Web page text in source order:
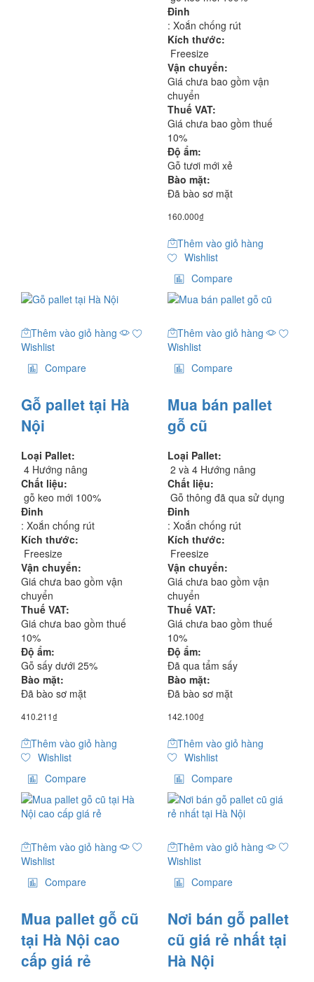
Đinh
: Xoắn chống rút
Kích thước:
Freesize
Vận chuyển:
Giá chưa bao gồm vận
chuyển
Thuế VAT:
Giá chưa bao gồm thuế
10%
Độ ẩm:
Gỗ tươi mới xẻ
Bào mặt:
Đã bào sơ mặt
160.000₫
Thêm vào giỏ hàng
Wishlist
Compare
Thêm vào giỏ hàng
Wishlist
Compare
Gỗ pallet tại Hà
Nội
Loại Pallet:
4 Hướng nâng
Chất liệu:
gỗ keo mới 100%
Đinh
: Xoắn chống rút
Kích thước:
Freesize
Vận chuyển:
Giá chưa bao gồm vận
chuyển
Thuế VAT:
Giá chưa bao gồm thuế
10%
Độ ẩm:
Gỗ sấy dưới 25%
Bào mặt:
Đã bào sơ mặt
410.211₫
Thêm vào giỏ hàng
Wishlist
Compare
Thêm vào giỏ hàng
Wishlist
Compare
Mua bán pallet
gỗ cũ
Loại Pallet:
2 và 4 Hướng nâng
Chất liệu:
Gỗ thông đã qua sử dụng
Đinh
: Xoắn chống rút
Kích thước:
Freesize
Vận chuyển:
Giá chưa bao gồm vận
chuyển
Thuế VAT:
Giá chưa bao gồm thuế
10%
Độ ẩm:
Đã qua tẩm sấy
Bào mặt:
Đã bào sơ mặt
142.100₫
Thêm vào giỏ hàng
Wishlist
Compare
Thêm vào giỏ hàng
Wishlist
Compare
Mua pallet gỗ cũ
tại Hà Nội cao
cấp giá rẻ
Thêm vào giỏ hàng
Wishlist
Compare
Nơi bán gỗ pallet
cũ giá rẻ nhất tại
Hà Nội